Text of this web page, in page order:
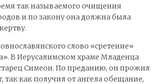
так называемого очищения
и по закону она должна была
слово «сретение»
В Иерусалимском храме Младенца
Симеон. По преданию, он прожил
так как получил от ангела обещание,